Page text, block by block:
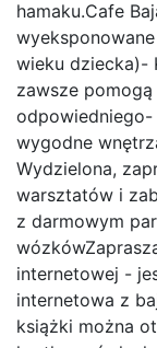
hamaku.Cafe
wieku dziecka)-
zawsze
odpowiedniego-
wygodne
Wydzielona,
warsztatów i
z darmowym
internetowej -
internetowa z
książki można